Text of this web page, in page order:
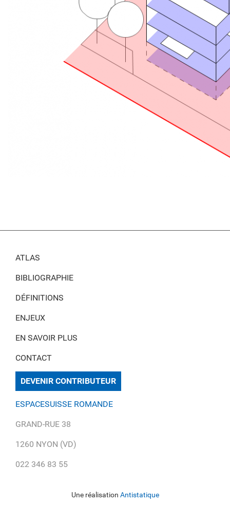
ATLAS
BIBLIOGRAPHIE
DÉFINITIONS
ENJEUX
EN SAVOIR PLUS
CONTACT
DEVENIR CONTRIBUTEUR
ESPACESUISSE ROMANDE
GRAND-RUE 38
1260 NYON (VD)
022 346 83 55
Une réalisation Antistatique